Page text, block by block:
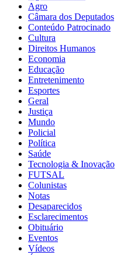
Agro
Câmara dos Deputados
Conteúdo Patrocinado
Cultura
Direitos Humanos
Economia
Educação
Entretenimento
Esportes
Geral
Justiça
Mundo
Policial
Política
Saúde
Tecnologia & Inovação
FUTSAL
Colunistas
Notas
Desaparecidos
Esclarecimentos
Obituário
Eventos
Vídeos